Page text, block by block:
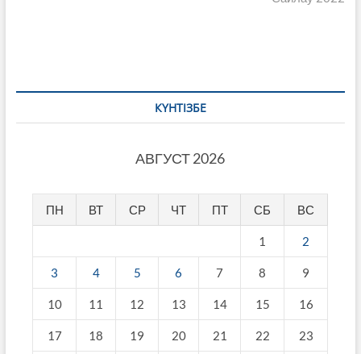
КҮНТІЗБЕ
АВГУСТ 2026
ПН ВТ СР ЧТ ПТ СБ ВС
1 2
3 4 5 6 7 8 9
10 11 12 13 14 15 16
17 18 19 20 21 22 23